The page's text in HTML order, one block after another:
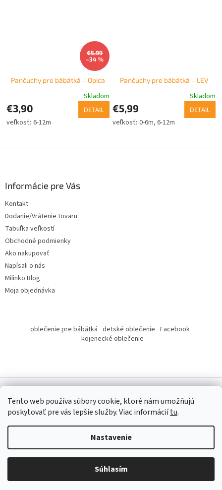
Tento web používa súbory cookie, ktoré nám umožňujú
poskytovať pre vás lepšie služby.Viac informáciítu.
Nastavenie
Súhlasím
€5,99
–34 %
Pančuchy pre bábätká – Opica
Skladom
€3,90 DETAIL
6-12m
Pančuchy pre bábätká – LEV
Skladom
€5,99 DETAIL
0-6m 6-12m
Informácie pre Vás
Kontakt
Dodanie/Vrátenie tovaru
Tabuľka veľkostí
Obchodné podmienky
Ako nakupovať
Napísali o nás
Milinko Blog
Moja objednávka
oblečenie pre bábätká detské oblečenie Facebook
kojenecké oblečenie
Copyright 2026Milinko oblečenie. Všetky práva vyhradené.